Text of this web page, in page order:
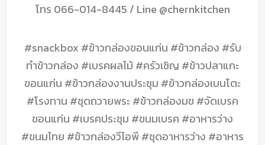
โทร 066-014-8445 / Line @chernkitchen
#snackbox #ข้าวกล่องขอนแก่น #ข้าวกล่อง #รับ
ทำข้าวกล่อง #เบรคผลไม้ #ครัวเชิญ #ข้าวปลาแกะ
ขอนแก่น #ข้าวกล่องงานประชุม #ข้าวกล่องเบนโตะ
#โรงทาน #ชุดถวายพระ #ข้าวกล่องมข #จัดเบรค
ขอนแก่น #เบรคประชุม #ขนมเบรค #อาหารว่าง
#ขนมไทย #ข้าวกล่องวีไอพี #ชุดอาหารว่าง #อาหาร